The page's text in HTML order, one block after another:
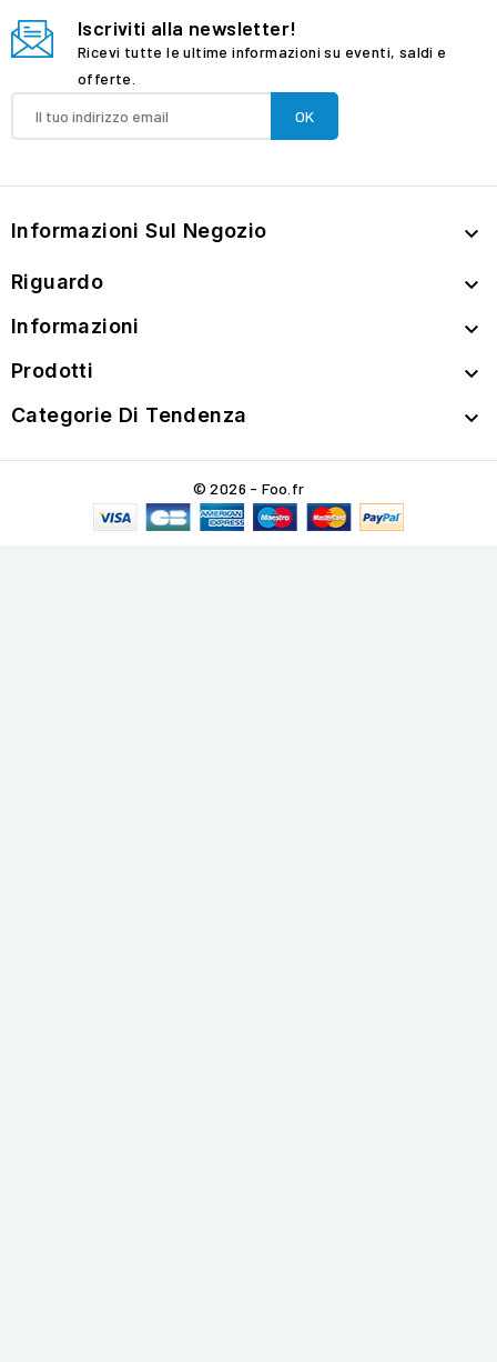
Iscriviti alla newsletter!
Ricevi tutte le ultime informazioni su eventi, saldi e
offerte.
Informazioni Sul Negozio 
Riguardo 
Informazioni 
Prodotti 
Categorie Di Tendenza 
© 2026 - Foo.fr